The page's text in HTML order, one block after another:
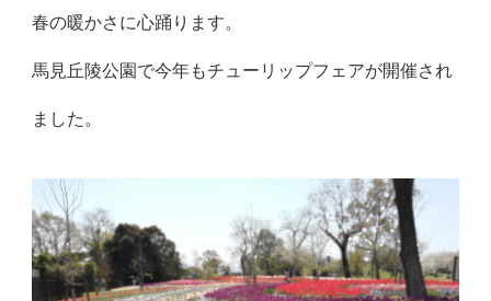
春の暖かさに心踊ります。
馬見丘陵公園で今年もチューリップフェアが開催され
ました。